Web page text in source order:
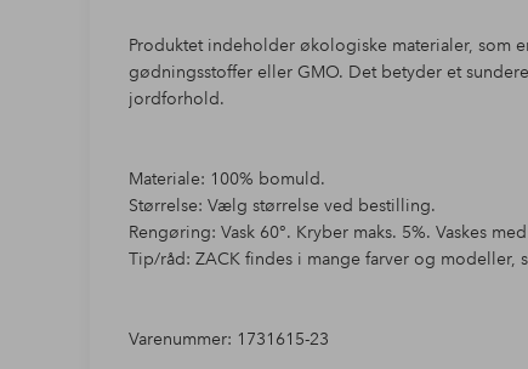
Produktet indeholder økologiske materialer, som
gødningsstoffer eller GMO. Det betyder et
jordforhold.
Materiale: 100% bomuld.
Størrelse: Vælg størrelse ved bestilling.
Rengøring: Vask 60°. Kryber maks. 5%. Vaskes
Tip/råd: ZACK findes i mange farver og modeller,
Varenummer: 1731615-23